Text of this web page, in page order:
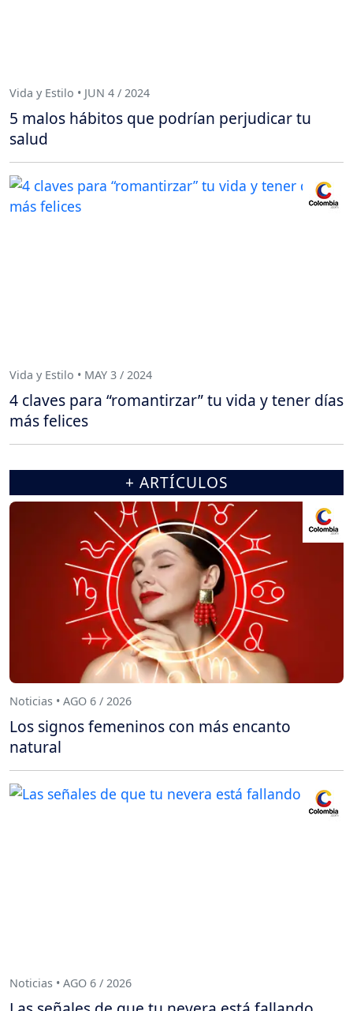
Vida y Estilo • JUN 4 / 2024
5 malos hábitos que podrían perjudicar tu
salud
Vida y Estilo • MAY 3 / 2024
4 claves para “romantirzar” tu vida y tener días
más felices
+ ARTÍCULOS
Noticias • AGO 6 / 2026
Los signos femeninos con más encanto
natural
Noticias • AGO 6 / 2026